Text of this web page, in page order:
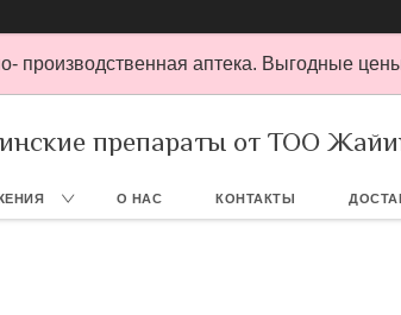
производственная аптека. Выгодные
препараты от ТОО
О НАС КОНТАКТЫ